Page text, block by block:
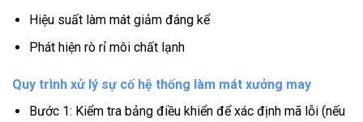
Hiệu suất làm mát giảm đáng kể
Phát hiện rò rỉ môi chất lạnh
Quy trình xử lý sự cố hệ thống làm mát xưởng may
Bước 1: Kiểm tra bảng điều khiển để xác định mã lỗi (nếu